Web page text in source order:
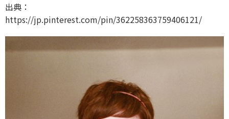
出典：
https://jp.pinterest.com/pin/362258363759406121/